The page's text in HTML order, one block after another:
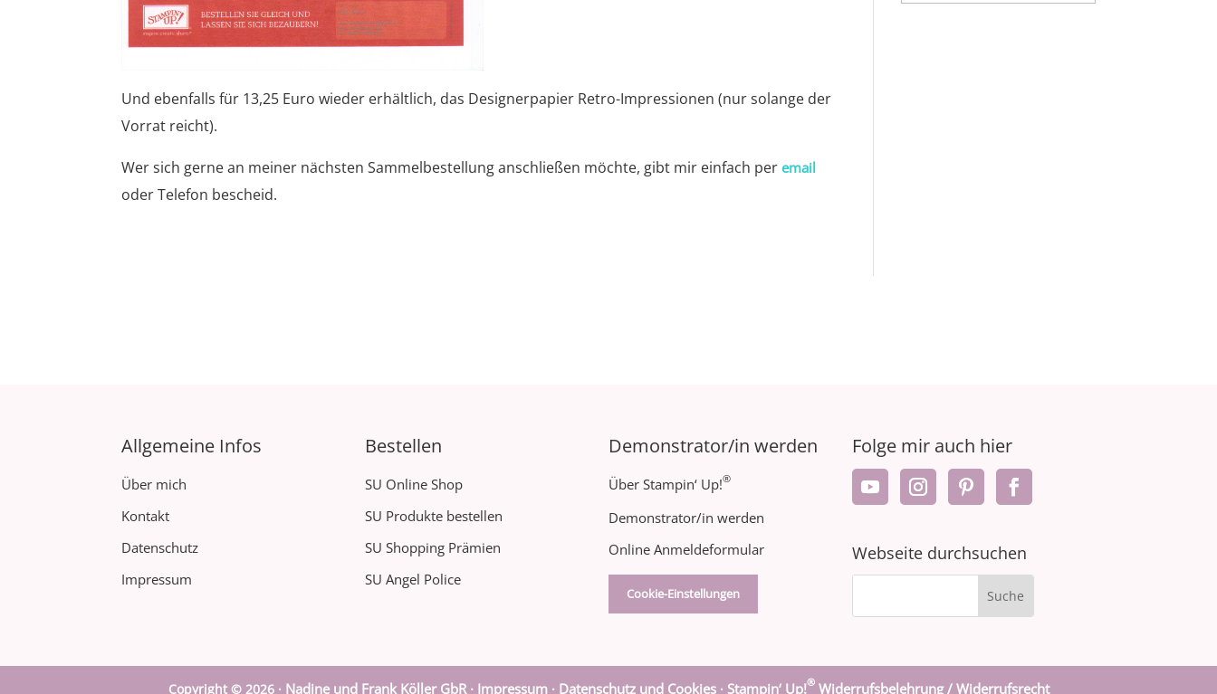
Und ebenfalls für 13,25 Euro wieder erhältlich, das Designerpapier Retro-Impressionen (nur solange der
Vorrat reicht).
Wer sich gerne an meiner nächsten Sammelbestellung anschließen möchte, gibt mir einfach peremail
oder Telefon bescheid.
Allgemeine Infos
Über mich
Kontakt
Datenschutz
Impressum
Bestellen
SU Online Shop
SU Produkte bestellen
SU Shopping Prämien
SU Angel Police
Demonstrator/in werden
Über Stampin‘ Up!®
Demonstrator/in werden
Online Anmeldeformular
Cookie-Einstellungen
Folge mir auch hier
Webseite durchsuchen
Copyright © 2026 · Nadine und Frank Köller GbR · Impressum· Datenschutz und Cookies· Stampin‘ Up!®Widerrufsbelehrung / Widerrufsrecht